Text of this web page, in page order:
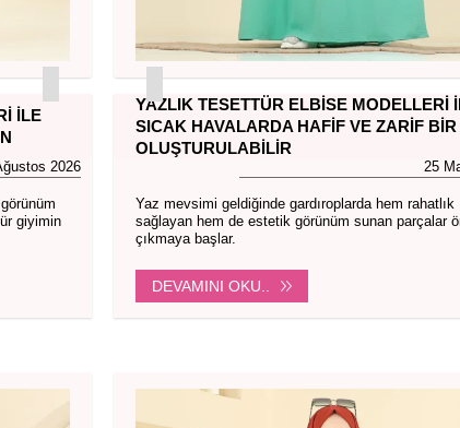
İLE
2026
giyimin
YAZLIK TESETTÜR ELBISE MODELLERI
SICAK HAVALARDA HAFIF VE ZARIF BIR
OLUŞTURULABILIR
25
Yaz mevsimi geldiğinde gardıroplarda hem rahatlık
sağlayan hem de estetik görünüm sunan parçalar
çıkmaya başlar.
DEVAMINI OKU..